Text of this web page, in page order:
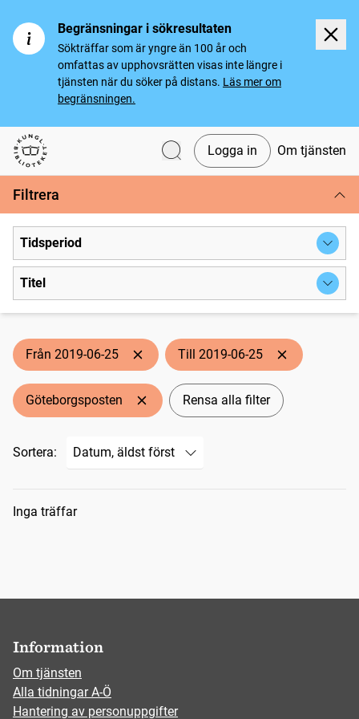
Begränsningar i sökresultaten
Sökträffar som är yngre än 100 år och
omfattas av upphovsrätten visas inte längre i
tjänsten när du söker på distans. Läs mer om
begränsningen.
Svenska tidningar
Logga in Om tjänsten
Filtrera
Tidsperiod
Titel
Från 2019-06-25 Till 2019-06-25
Göteborgsposten Rensa alla filter
Sortera:
Sökresultat
Inga träffar
Information
Om tjänsten
Alla tidningar A-Ö
Hantering av personuppgifter